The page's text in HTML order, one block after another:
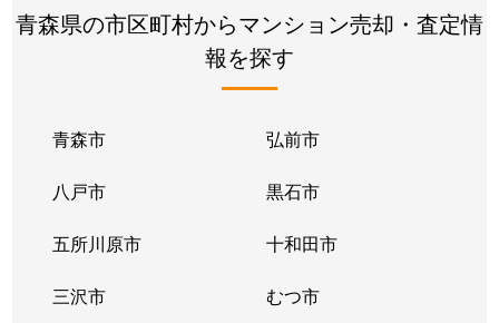
青森県の市区町村からマンション売却・査定情
報を探す
青森市 弘前市
八戸市 黒石市
五所川原市 十和田市
三沢市 むつ市